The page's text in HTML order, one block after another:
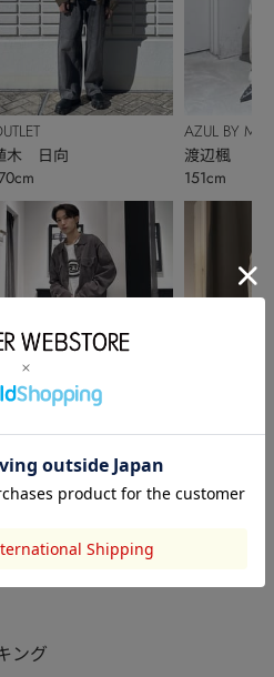
木 日向
BY MOUSSY
舟橋 諒
AZUL BY
渡辺楓
151cm
大神田周
180cm
ェックしている商品
ング